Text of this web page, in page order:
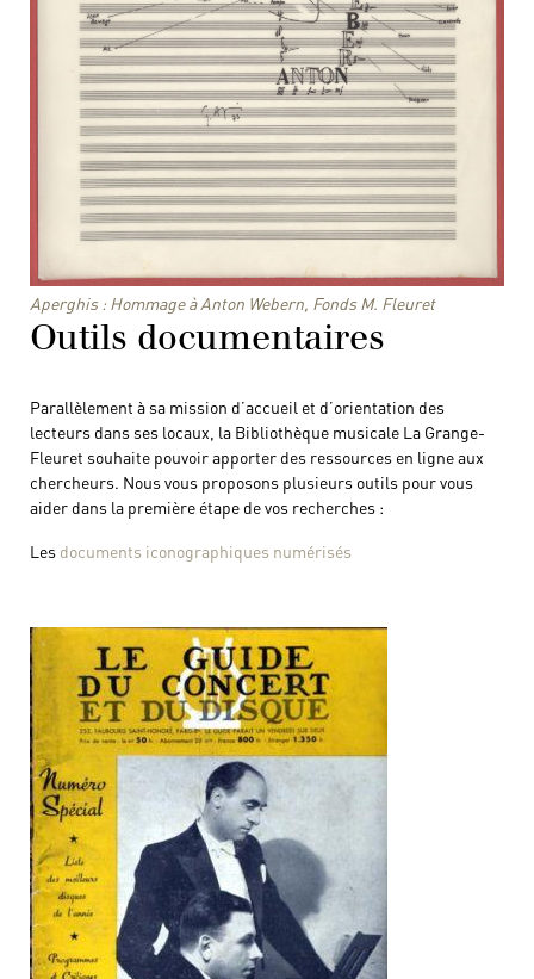
Aperghis : Hommage à Anton Webern, Fonds M. Fleuret
Outils documentaires
Parallèlement à sa mission d’accueil et d’orientation des
lecteurs dans ses locaux, la Bibliothèque musicale La Grange-
Fleuret souhaite pouvoir apporter des ressources en ligne aux
chercheurs. Nous vous proposons plusieurs outils pour vous
aider dans la première étape de vos recherches :
Les documents iconographiques numérisés